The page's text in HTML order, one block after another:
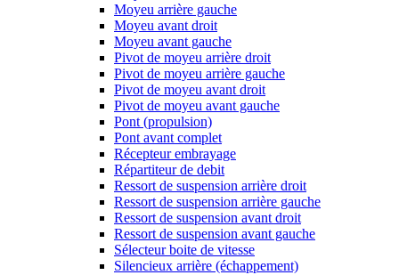
Moyeu arrière gauche
Moyeu avant droit
Moyeu avant gauche
Pivot de moyeu arrière droit
Pivot de moyeu arrière gauche
Pivot de moyeu avant droit
Pivot de moyeu avant gauche
Pont (propulsion)
Pont avant complet
Récepteur embrayage
Répartiteur de debit
Ressort de suspension arrière droit
Ressort de suspension arrière gauche
Ressort de suspension avant droit
Ressort de suspension avant gauche
Sélecteur boite de vitesse
Silencieux arrière (échappement)